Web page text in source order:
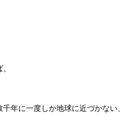
千年に一度しか地球に近づかない